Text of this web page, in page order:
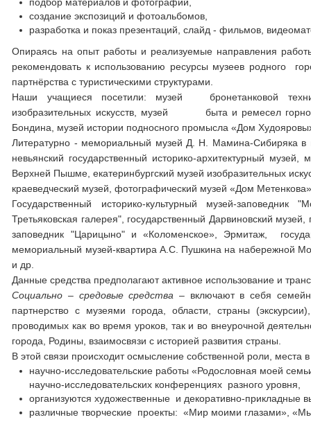
создание экспозиций и фотоальбомов,
разработка и показ презентаций, слайд - фильмов,
Опираясь на опыт работы и реализуемые направления
рекомендовать к использованию ресурсы музеев родного
партнёрства с туристическими структурами.
Наши учащиеся посетили: музей бронетанковой
изобразительных искусств, музей быта и ремесел
Бондина, музей истории подносного промысла «Дом
Литературно - мемориальный музей Д. Н. Мамина-Сибиряка
невьянский государственный историко-архитектурный
Верхней Пышме, екатеринбургский музей изобразительных
краеведческий музей, фотографический музей «Дом
Государственный историко-культурный музей-заповедник
Третьяковская галерея", государственный Дарвиновский
заповедник "Царицыно" и «Коломенское», Эрмитаж,
мемориальный музей-квартира А.С. Пушкина на набережной
и др.
Данные средства предполагают активное использование и
Социально – средовые средства – включают в себя
партнерство с музеями города, области, страны
проводимых как во время уроков, так и во внеурочной
города, Родины, взаимосвязи с историей развития страны.
В этой связи происходит осмысление собственной роли, места
научно-исследовательские работы «Родословная моей
научно-исследовательских конференциях разного уровня,
организуются художественные и декоративно-прикладные
различные творческие проекты: «Мир моими глазами»,